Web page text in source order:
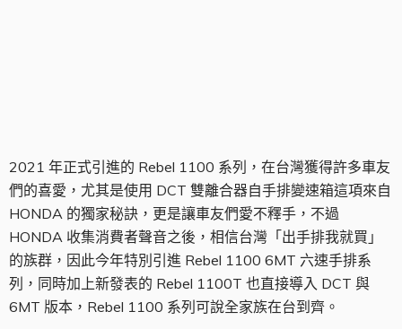
2021 年正式引進的 Rebel 1100 系列，在台灣獲得許多車友
們的喜愛，尤其是使用 DCT 雙離合器自手排變速箱這項來自
HONDA 的獨家秘訣，更是讓車友們愛不釋手，不過
HONDA 收集消費者聲音之後，相信台灣「出手排我就買」
的族群，因此今年特別引進 Rebel 1100 6MT 六速手排系
列，同時加上新發表的 Rebel 1100T 也直接導入 DCT 與
6MT 版本，Rebel 1100 系列可說全家族在台到齊。